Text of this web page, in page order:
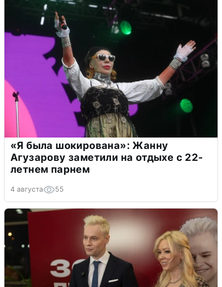
«Я была шокирована»: Жанну
Агузарову заметили на отдыхе с 22-
летнем парнем
4 августа 55